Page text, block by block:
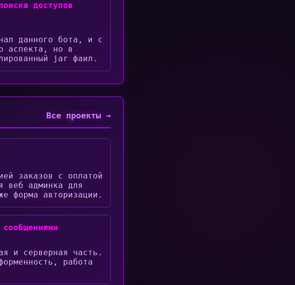
доступов
данного бота, и с
аспекта, но в
jar фаил.
Все проекты →
заказов с оплатой
веб админка для
форма авторизации.
и серверная часть.
работа